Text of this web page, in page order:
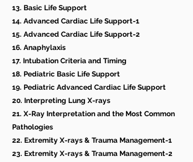
13. Basic Life Support
14. Advanced Cardiac Life Support-1
15. Advanced Cardiac Life Support-2
16. Anaphylaxis
17. Intubation Criteria and Timing
18. Pediatric Basic Life Support
19. Pediatric Advanced Cardiac Life Support
20. Interpreting Lung X-rays
21. X-Ray Interpretation and the Most Common
Pathologies
22. Extremity X-rays & Trauma Management-1
23. Extremity X-rays & Trauma Management-2